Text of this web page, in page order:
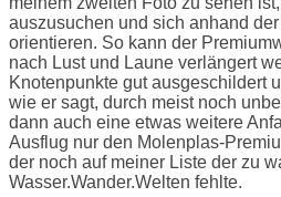
auszusuchen und sich anhand
orientieren. So kann der
nach Lust und Laune verlängert
Knotenpunkte gut ausgeschildert
wie er sagt, durch meist noch
dann auch eine etwas weitere
Ausflug nur den Molenplas-
der noch auf meiner Liste der zu
Wasser.Wander.Welten fehlte.